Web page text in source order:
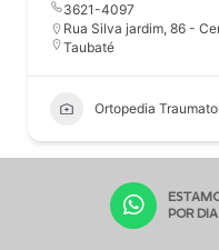
3621-4097
Rua Silva jardim, 86 -
Taubaté
Ortopedia
POR